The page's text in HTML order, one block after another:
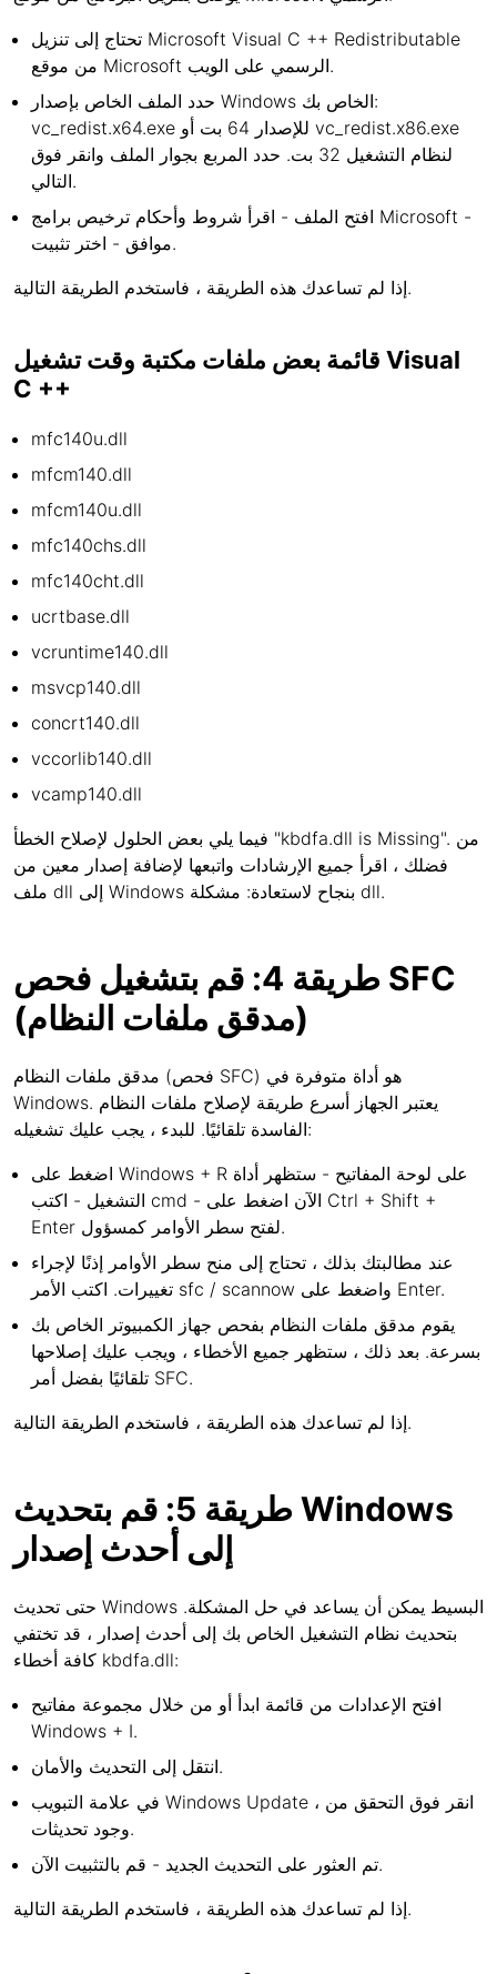
تحتاج إلى تنزيل Microsoft Visual C ++ Redistributable
من موقع Microsoft الرسمي على الويب.
حدد الملف الخاص بإصدار Windows الخاص بك:
vc_redist.x64.exe للإصدار 64 بت أو vc_redist.x86.exe
لنظام التشغيل 32 بت. حدد المربع بجوار الملف وانقر فوق
التالي.
افتح الملف - اقرأ شروط وأحكام ترخيص برامج Microsoft -
موافق - اختر تثبيت.
إذا لم تساعدك هذه الطريقة ، فاستخدم الطريقة التالية.
قائمة بعض ملفات مكتبة وقت تشغيل Visual
C ++
mfc140u.dll
mfcm140.dll
mfcm140u.dll
mfc140chs.dll
mfc140cht.dll
ucrtbase.dll
vcruntime140.dll
msvcp140.dll
concrt140.dll
vccorlib140.dll
vcamp140.dll
فيما يلي بعض الحلول لإصلاح الخطأ "kbdfa.dll is Missing". من
فضلك ، اقرأ جميع الإرشادات واتبعها لإضافة إصدار معين من
ملف dll إلى Windows بنجاح لاستعادة: مشكلة dll.
طريقة 4: قم بتشغيل فحص SFC
(مدقق ملفات النظام)
مدقق ملفات النظام (فحص SFC) هو أداة متوفرة في
Windows. يعتبر الجهاز أسرع طريقة لإصلاح ملفات النظام
الفاسدة تلقائيًا. للبدء ، يجب عليك تشغيله:
اضغط على Windows + R على لوحة المفاتيح - ستظهر أداة
التشغيل - اكتب cmd - الآن اضغط على Ctrl + Shift +
Enter لفتح سطر الأوامر كمسؤول.
عند مطالبتك بذلك ، تحتاج إلى منح سطر الأوامر إذنًا لإجراء
تغييرات. اكتب الأمر sfc / scannow واضغط على Enter.
يقوم مدقق ملفات النظام بفحص جهاز الكمبيوتر الخاص بك
بسرعة. بعد ذلك ، ستظهر جميع الأخطاء ، ويجب عليك إصلاحها
تلقائيًا بفضل أمر SFC.
إذا لم تساعدك هذه الطريقة ، فاستخدم الطريقة التالية.
طريقة 5: قم بتحديث Windows
إلى أحدث إصدار
حتى تحديث Windows البسيط يمكن أن يساعد في حل المشكلة.
بتحديث نظام التشغيل الخاص بك إلى أحدث إصدار ، قد تختفي
كافة أخطاء kbdfa.dll:
افتح الإعدادات من قائمة ابدأ أو من خلال مجموعة مفاتيح
Windows + I.
انتقل إلى التحديث والأمان.
في علامة التبويب Windows Update ، انقر فوق التحقق من
وجود تحديثات.
تم العثور على التحديث الجديد - قم بالتثبيت الآن.
إذا لم تساعدك هذه الطريقة ، فاستخدم الطريقة التالية.